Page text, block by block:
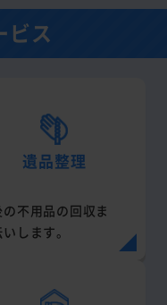
ビス
遺品整理
不用品の回収ま
します。